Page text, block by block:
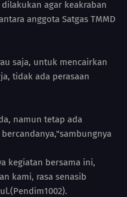
agar keakraban
anggota Satgas TMMD
saja, untuk mencairkan
tidak ada perasaan
namun tetap ada
kegiatan bersama ini,
kami, rasa senasib